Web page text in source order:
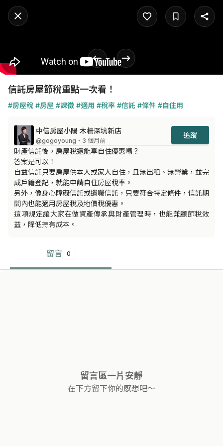
信託房屋節稅重點一次看！
#房屋稅 #房屋 #課徵 #適用 #稅率 #信託 #條件 #自住用
中信房屋小陽 木柵深坑新店
@gogoyoung ・3 個月前
追蹤
財產信託後，房屋稅還能享自住優惠嗎？
答案是可以！
自益信託只要房屋供本人或家人自住，且無出租、無營業，並完
成戶籍登記，就能申請自住房屋稅率。
另外，像身心障礙信託或遺囑信託，只要符合特定條件，信託期
間內也能適用房屋稅及地價稅優惠。
這項規定讓大家在做資產傳承與財產管理時，也能兼顧節稅效
益，降低持有成本。
留言 0
留言區一片安靜
在下方留下你的感想吧～